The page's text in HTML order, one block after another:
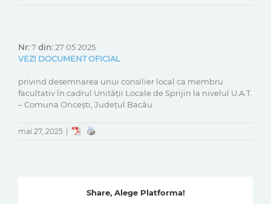
Nr:7 din:27 05 2025
VEZI DOCUMENT OFICIAL
privind desemnarea unui consilier local ca membru
facultativ în cadrul Unității Locale de Sprijin la nivelul U.A.T.
– Comuna Oncești, Județul Bacău
mai 27, 2025
Share, Alege Platforma!